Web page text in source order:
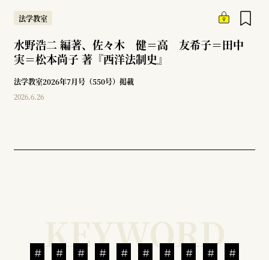
法学教室
水野浩二 編著、佐々木 健＝高 友希子＝田中
実＝松本尚子 著『西洋法制史』
法学教室2026年7月号（550号）掲載
2026.6.26